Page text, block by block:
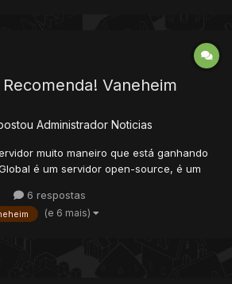
Vaneheim
Administrador Noticias
muito maneiro que está ganhando
é um servidor open-source, é um
para você! O intuito deste projeto é
na qual qualquer pessoa
6 respostas
(e 6 mais)